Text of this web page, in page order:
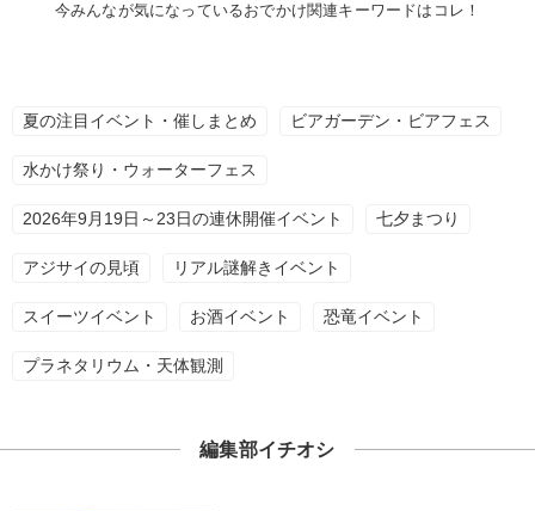
今みんなが気になっているおでかけ関連キーワードはコレ！
夏の注目イベント・催しまとめ ビアガーデン・ビアフェス
水かけ祭り・ウォーターフェス
2026年9月19日～23日の連休開催イベント 七夕まつり
アジサイの見頃 リアル謎解きイベント
スイーツイベント お酒イベント 恐竜イベント
プラネタリウム・天体観測
編集部イチオシ